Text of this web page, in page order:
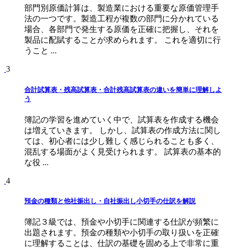
部門別原価計算は、製造業における重要な原価管理手
法の一つです。製造工程が複数の部門に分かれている
場合、各部門で発生する原価を正確に把握し、それを
製品に配賦することが求められます。 これを適切に行
うこと ...
3
合計試算表・残高試算表・合計残高試算表の違いを簡単に理解しよ
う
簿記の学習を進めていく中で、試算表を作成する機会
は増えていきます。 しかし、試算表の作成方法に関し
ては、初心者には少し難しく感じられることも多く、
混乱する場面がよく見受けられます。 試算表の基本的
な役 ...
4
預金の種類と他社振出し・自社振出し小切手の仕訳を解説
簿記３級では、預金や小切手に関連する仕訳が頻繁に
出題されます。預金の種類や小切手の取り扱いを正確
に理解することは、仕訳の基礎を固める上で非常に重